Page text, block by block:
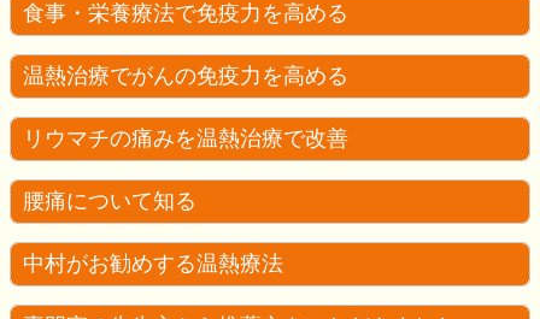
食事・栄養療法で免疫力を高める
温熱治療でがんの免疫力を高める
リウマチの痛みを温熱治療で改善
腰痛について知る
中村がお勧めする温熱療法